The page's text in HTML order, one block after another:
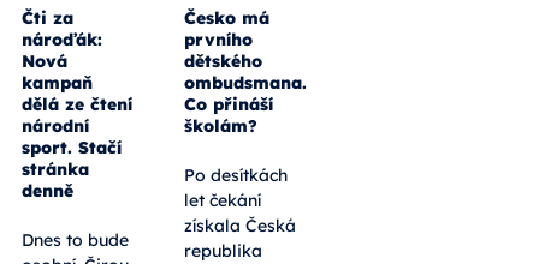
19. 05. 2026
Čti za
nároďák:
Nová
kampaň
dělá ze čtení
národní
sport. Stačí
denně
Česko má
prvního
dětského
ombudsmana.
Co přináší
školám?
Po desítkách
let čekání
získala Česká
republika